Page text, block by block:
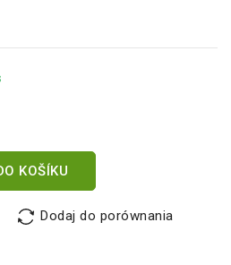
KOŠÍKU
Dodaj do porównania